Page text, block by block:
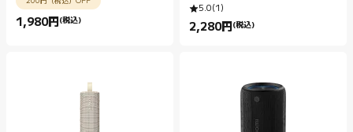
1,980円 (税込)
Current Price 円1980.00
5.0(1)
2,280円 (税込)
Current Price 円2280.00